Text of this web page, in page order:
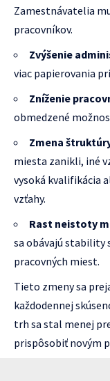
Zamestnávatelia
pracovníkov.
Zvýšenie
viac papierovania
Zníženie
obmedzené
Zmena
miesta zanikli, iné
vysoká kvalifikácia
vzťahy.
Rast neistoty
sa obávajú stability
pracovných miest.
Tieto zmeny sa
každodennej
trh sa stal menej
prispôsobiť novým